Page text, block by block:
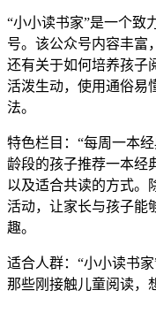
“小小读书家”是一个致
号。该公众号内容丰富
还有关于如何培养孩子
活泼生动，使用通俗易
法。
特色栏目：“每周一本
龄段的孩子推荐一本经
以及适合共读的方式。
活动，让家长与孩子能
趣。
适合人群：“小小读书
那些刚接触儿童阅读，